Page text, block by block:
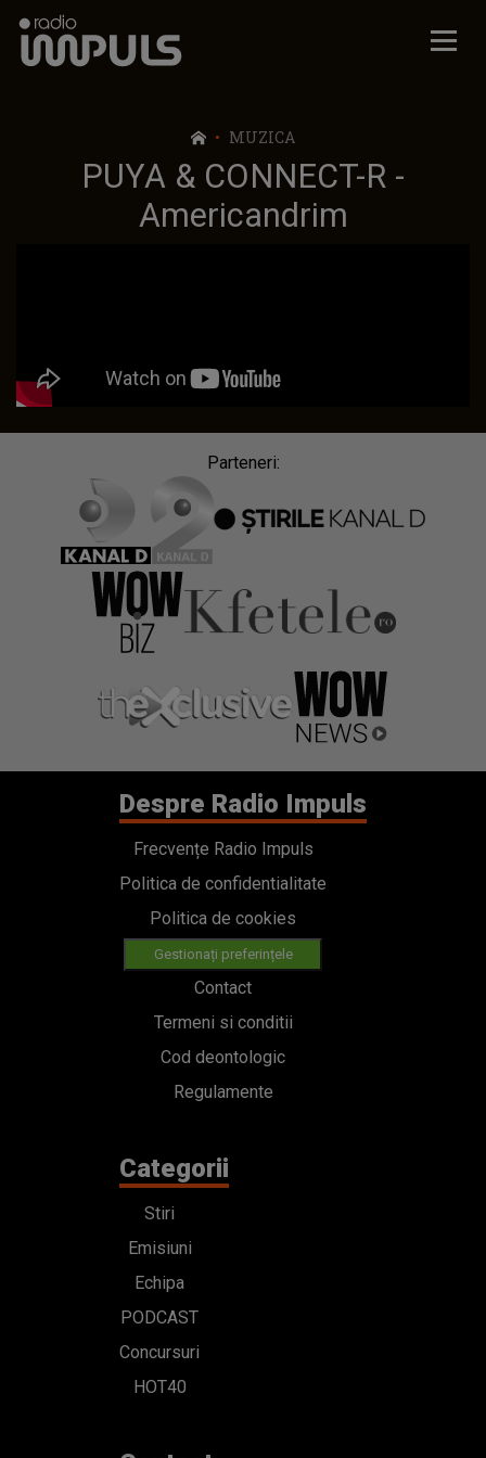
Radio Impuls
MUZICA
PUYA & CONNECT-R -
Americandrim
Parteneri:
Despre Radio Impuls
Frecvențe Radio Impuls
Politica de confidentialitate
Politica de cookies
Gestionați preferințele
Contact
Termeni si conditii
Cod deontologic
Regulamente
Categorii
Stiri
Emisiuni
Echipa
PODCAST
Concursuri
HOT40